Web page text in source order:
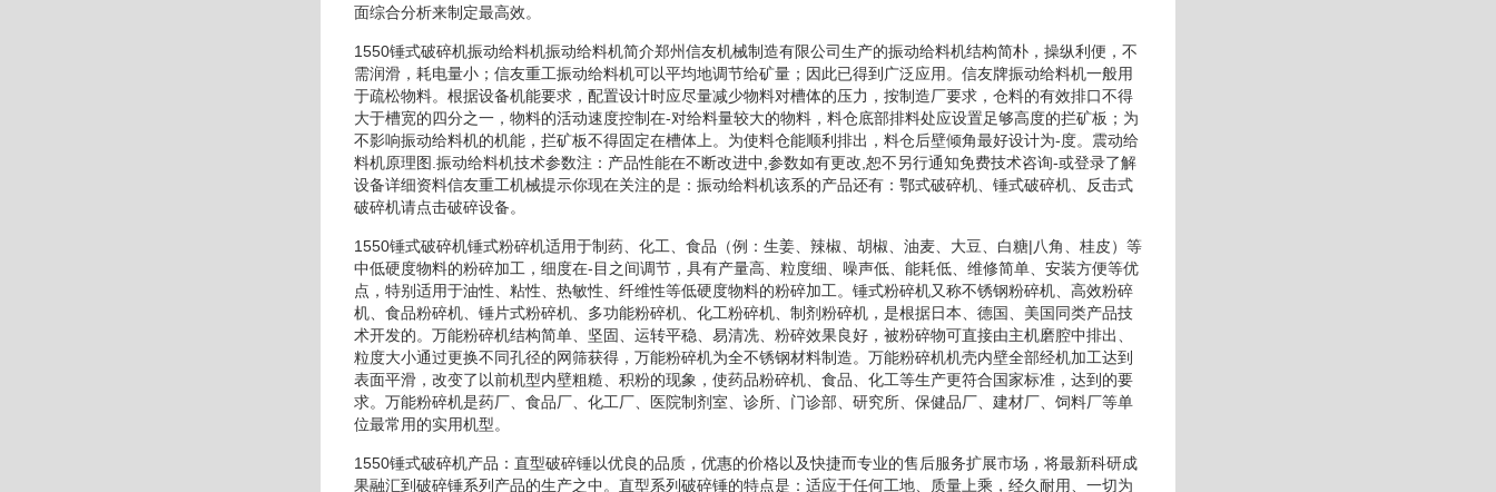
面综合分析来制定最高效。
1550锤式破碎机振动给料机振动给料机简介郑州信友机械制造有限公司生产的振动给料机结构简朴，操纵利便，不
需润滑，耗电量小；信友重工振动给料机可以平均地调节给矿量；因此已得到广泛应用。信友牌振动给料机一般用
于疏松物料。根据设备机能要求，配置设计时应尽量减少物料对槽体的压力，按制造厂要求，仓料的有效排口不得
大于槽宽的四分之一，物料的活动速度控制在-对给料量较大的物料，料仓底部排料处应设置足够高度的拦矿板；为
不影响振动给料机的机能，拦矿板不得固定在槽体上。为使料仓能顺利排出，料仓后壁倾角最好设计为-度。震动给
料机原理图.振动给料机技术参数注：产品性能在不断改进中,参数如有更改,恕不另行通知免费技术咨询-或登录了解
设备详细资料信友重工机械提示你现在关注的是：振动给料机该系的产品还有：鄂式破碎机、锤式破碎机、反击式
破碎机请点击破碎设备。
1550锤式破碎机锤式粉碎机适用于制药、化工、食品（例：生姜、辣椒、胡椒、油麦、大豆、白糖|八角、桂皮）等
中低硬度物料的粉碎加工，细度在-目之间调节，具有产量高、粒度细、噪声低、能耗低、维修简单、安装方便等优
点，特别适用于油性、粘性、热敏性、纤维性等低硬度物料的粉碎加工。锤式粉碎机又称不锈钢粉碎机、高效粉碎
机、食品粉碎机、锤片式粉碎机、多功能粉碎机、化工粉碎机、制剂粉碎机，是根据日本、德国、美国同类产品技
术开发的。万能粉碎机结构简单、坚固、运转平稳、易清冼、粉碎效果良好，被粉碎物可直接由主机磨腔中排出、
粒度大小通过更换不同孔径的网筛获得，万能粉碎机为全不锈钢材料制造。万能粉碎机机壳内壁全部经机加工达到
表面平滑，改变了以前机型内壁粗糙、积粉的现象，使药品粉碎机、食品、化工等生产更符合国家标准，达到的要
求。万能粉碎机是药厂、食品厂、化工厂、医院制剂室、诊所、门诊部、研究所、保健品厂、建材厂、饲料厂等单
位最常用的实用机型。
1550锤式破碎机产品：直型破碎锤以优良的品质，优惠的价格以及快捷而专业的售后服务扩展市场，将最新科研成
果融汇到破碎锤系列产品的生产之中。直型系列破碎锤的特点是：适应于任何工地、质量上乘，经久耐用、一切为